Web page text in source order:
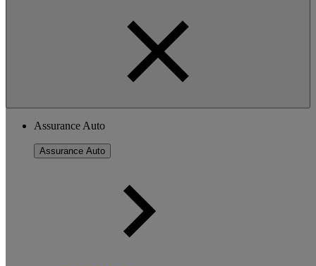
Assurance Auto
Assurance Auto